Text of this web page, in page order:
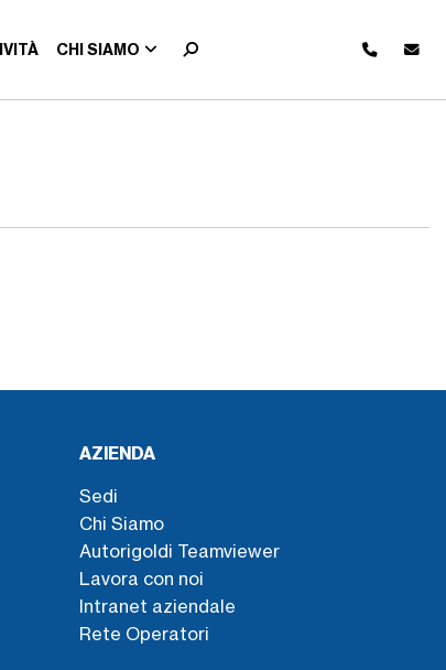
CHI SIAMO
AZIENDA
Sedi
Chi Siamo
Autorigoldi Teamviewer
Lavora con noi
Intranet aziendale
Rete Operatori